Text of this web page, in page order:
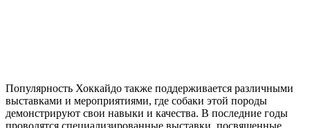
Популярность Хоккайдо также поддерживается различными
выставками и мероприятиями, где собаки этой породы
демонстрируют свои навыки и качества. В последние годы
проводятся специализированные выставки, посвященные